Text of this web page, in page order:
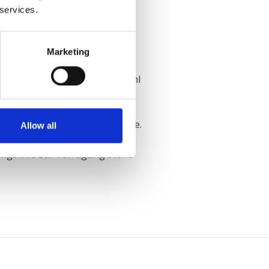
Marketing
Allow all
Phase der Auswahl
Installierung Ihrer Anlage.
wird, dass
zur Verfügung steht.